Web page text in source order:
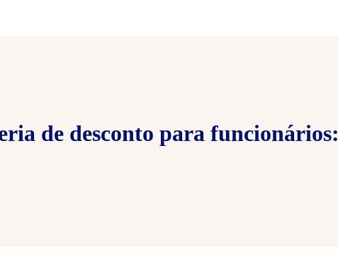
de desconto para funcionários: